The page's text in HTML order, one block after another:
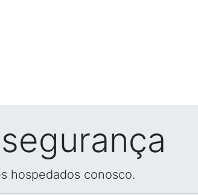
hospedados conosco.